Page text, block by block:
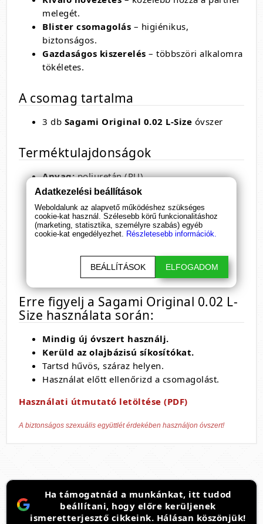
melegét.
Blister csomagolás – higiénikus,
biztonságos.
Gazdaságos kiszerelés – többszöri alkalomra
tökéletes.
A csomag tartalma
3 db Sagami Original 0.02 L-Size óvszer
Terméktulajdonságok
Anyag:poliuretán (PU)
Vastagság: kb. 0,02 mm
Névleges szélesség:58 mm
Hossz: kb. 190 mm
Felület:sima, áttetsző
Latexmentes:igen
szagtalan
Erre figyelj a Sagami Original 0.02 L-
Size használata során:
Mindig új óvszert használj.
Kerüld az olajbázisú síkosítókat.
Tartsd hűvös, száraz helyen.
Használat előtt ellenőrizd a csomagolást.
Használati útmutató letöltése (PDF)
A biztonságos szexuális együttlét érdekében használjon óvszert!
Ha támogatnád a munkánkat, itt tudod
beállítani, hogy előre kerüljenek
ismeretterjesztő cikkeink. Hálásan köszönjük!
Adatkezelési beállítások
Weboldalunk az alapvető működéshez szükséges
cookie-kat használ. Szélesebb körű funkcionalitáshoz
(marketing, statisztika, személyre szabás) egyéb
cookie-kat engedélyezhet. Részletesebb információk.
BEÁLLÍTÁSOK ELFOGADOM